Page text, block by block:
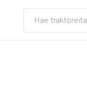
Haku